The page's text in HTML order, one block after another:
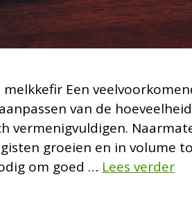
Een
van de
vermenigvuldigen.
groeien en in volume
om goed … Lees verder